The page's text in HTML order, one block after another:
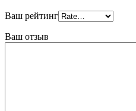
Ваш рейтинг
Ваш отзыв